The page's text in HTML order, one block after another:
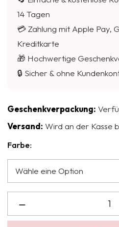
14 Tagen
💳 Zahlung mit Apple Pay,
Kreditkarte
🎁 Hochwertige
🔒 Sicher & ohne
Geschenkverpackung:
Versand: Wird an der Kasse
Farbe: